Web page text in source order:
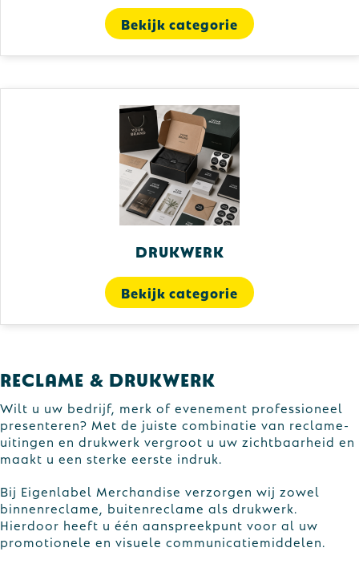
Bekijk categorie
Drukwerk
Bekijk categorie
Reclame & Drukwerk
Wilt u uw bedrijf, merk of evenement professioneel
presenteren? Met de juiste combinatie van reclame-
uitingen en drukwerk vergroot u uw zichtbaarheid en
maakt u een sterke eerste indruk.
Bij Eigenlabel Merchandise verzorgen wij zowel
binnenreclame, buitenreclame als drukwerk.
Hierdoor heeft u één aanspreekpunt voor al uw
promotionele en visuele communicatiemiddelen.